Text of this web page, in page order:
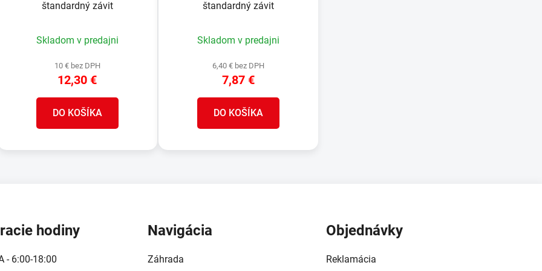
štandardný závit
Skladom v predajni
10 € bez DPH
12,30 €
DO KOŠÍKA
štandardný závit
Skladom v predajni
6,40 € bez DPH
7,87 €
DO KOŠÍKA
hodiny
- 6:00-18:00
Navigácia
Záhrada
Objednávky
Reklamácia